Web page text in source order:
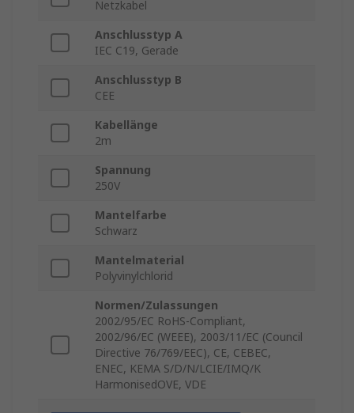
Netzkabel
Anschlusstyp A
IEC C19, Gerade
Anschlusstyp B
CEE
Kabellänge
2m
Spannung
250V
Mantelfarbe
Schwarz
Mantelmaterial
Polyvinylchlorid
Normen/Zulassungen
2002/95/EC RoHS-Compliant,
2002/96/EC (WEEE), 2003/11/EC (Council
Directive 76/769/EEC), CE, CEBEC,
ENEC, KEMA S/D/N/LCIE/IMQ/K
HarmonisedOVE, VDE